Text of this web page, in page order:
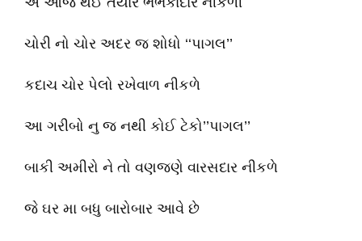
ચોરી નો ચોર અદર જ શોધો ‘‘પાગલ’’
કદાચ ચોર પેલો રખેવાળ નીકળે
આ ગરીબો નુ જ નથી કોઈ ટેકો’’પાગલ’’
બાકી અમીરો ને તો વણજણે વારસદાર નીકળે
જે ઘર મા બધુ બારોબાર આવે છે